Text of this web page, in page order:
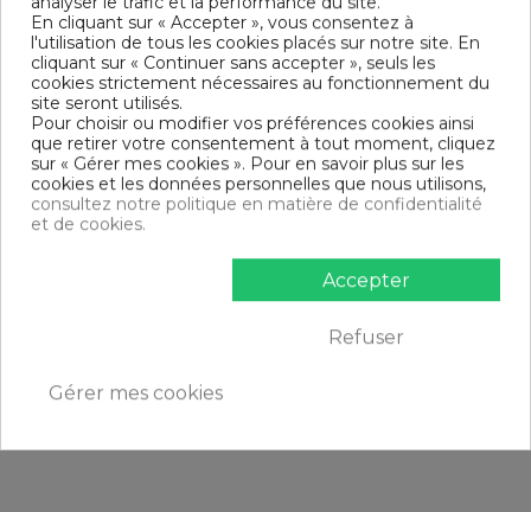
Livraison gratuite
Lot de 2 Oreillers 60x60
moelleux 100% microfibre...
En cliquant sur « Accepter », vous consentez à
l'utilisation de tous les cookies placés sur notre site. En
cliquant sur « Continuer sans accepter », seuls les
cookies strictement nécessaires au fonctionnement du
site seront utilisés.
Pour choisir ou modifier vos préférences cookies ainsi
que retirer votre consentement à tout moment, cliquez
sur « Gérer mes cookies ». Pour en savoir plus sur les
cookies et les données personnelles que nous utilisons,
consultez notre politique en matière de confidentialité
et de cookies.
Accepter
Refuser
Gérer mes cookies